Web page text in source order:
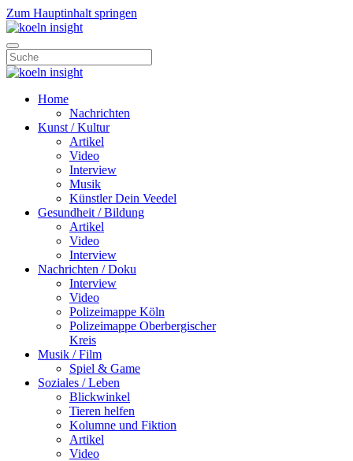
Zum Hauptinhalt springen
Home
Nachrichten
Kunst / Kultur
Artikel
Video
Interview
Musik
Künstler Dein Veedel
Gesundheit / Bildung
Artikel
Video
Interview
Nachrichten / Doku
Interview
Video
Polizeimappe Köln
Polizeimappe Oberbergischer
Kreis
Musik / Film
Spiel & Game
Soziales / Leben
Blickwinkel
Tieren helfen
Kolumne und Fiktion
Artikel
Video